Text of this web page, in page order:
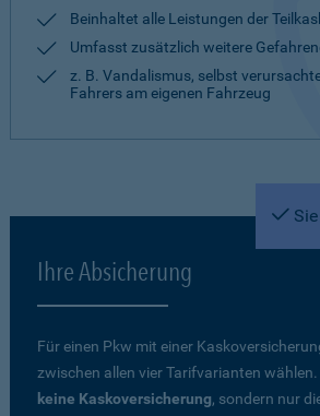
Beinhaltet alle Leistungen der
Umfasst zusätzlich weitere
z. B. Vandalismus, selbst
Fahrers am eigenen Fahrzeug
Ihre Absicherung
Für einen Pkw mit einer
zwischen allen vier Tarifvarianten wählen.
keine Kaskoversicherung, sondern nur